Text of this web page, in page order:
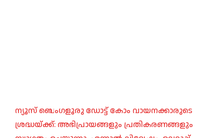
ന്യൂസ് ബെംഗളൂരു ഡോട്ട് കോം വായനക്കാരുടെ
ശ്രദ്ധയ്ക്ക്: അഭിപ്രായങ്ങളും പ്രതികരണങ്ങളും